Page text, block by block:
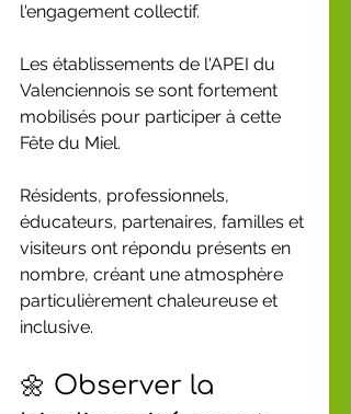
l'engagement collectif.
Les établissements de l'APEI du
Valenciennois se sont fortement
mobilisés pour participer à cette
Fête du Miel.
Résidents, professionnels,
éducateurs, partenaires, familles et
visiteurs ont répondu présents en
nombre, créant une atmosphère
particulièrement chaleureuse et
inclusive.
🌼 Observer la